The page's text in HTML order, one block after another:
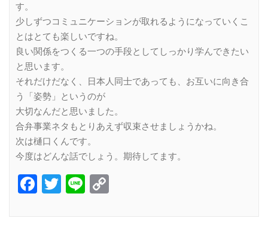
す。
少しずつコミュニケーションが取れるようになっていくこ
とはとても楽しいですね。
良い関係をつくる一つの手段としてしっかり学んできたい
と思います。
それだけだなく、日本人同士であっても、お互いに向き合
う「姿勢」というのが
大切なんだと思いました。
合弁事業ネタもとりあえず収束させましょうかね。
次は樋口くんです。
今度はどんな話でしょう。期待してます。
Facebook
Twitter
Line